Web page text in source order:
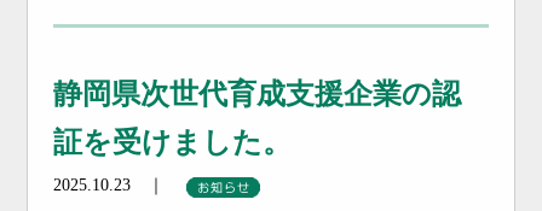
静岡県次世代育成支援企業の認
証を受けました。
2025.10.23 ｜